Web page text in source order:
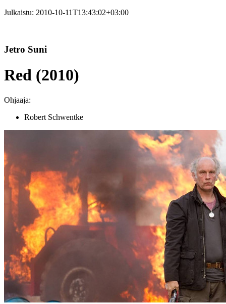
Julkaistu: 2010-10-11T13:43:02+03:00
Jetro Suni
Red (2010)
Ohjaaja:
Robert Schwentke